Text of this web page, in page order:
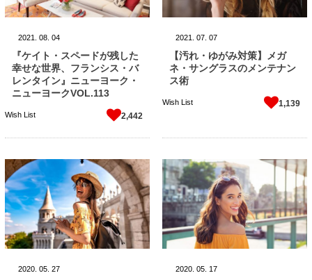
2021. 08. 04
『ケイト・スペードが残した
幸せな世界、フランシス・バ
レンタイン』ニューヨーク・
ニューヨークVOL.113
2,442
Wish List
2021. 07. 07
【汚れ・ゆがみ対策】メガ
ネ・サングラスのメンテナン
ス術
1,139
Wish List
2020. 05. 27 2020. 05. 17